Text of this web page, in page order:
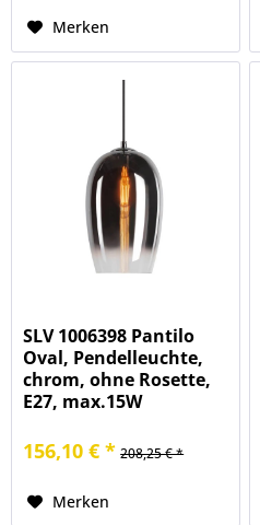
Merken
SLV 1006398 Pantilo
Oval, Pendelleuchte,
chrom, ohne Rosette,
E27, max.15W
156,10 € * 208,25 € *
Merken